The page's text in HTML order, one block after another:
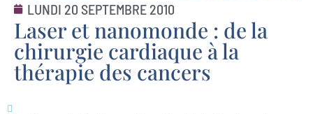
LUNDI 20 SEPTEMBRE 2010
Laser et nanomonde : de la
chirurgie cardiaque à la
thérapie des cancers